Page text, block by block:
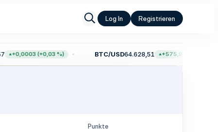
Log In Registrieren
+0,0003 (+0,03 %) BTC/USD64.628,51 +575,95 (+0,90 %)
Punkte